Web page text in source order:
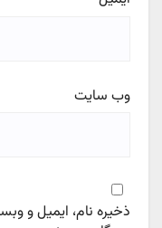
وب‌ سایت
ذخیره نام، ایمیل و